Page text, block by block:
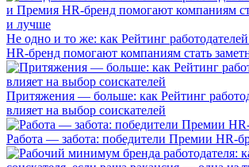
Не одно и то же: как Рейтинг
HR-бренд помогают компаниям стать
Притяжения — больше: как Рейтинг
влияет на выбор соискателей
Работа — забота: победители Премии HR-